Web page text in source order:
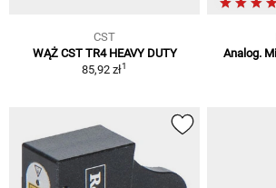
CST
WĄŻ CST TR4 HEAVY DUTY
85,92 zł1
Analog.